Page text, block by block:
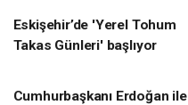
Eskişehir’de 'Yerel Tohum
Takas Günleri' başlıyor
Cumhurbaşkanı Erdoğan ile